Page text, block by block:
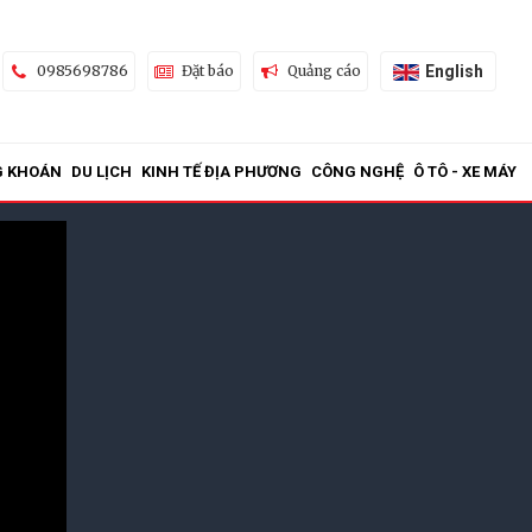
0985698786 Đặt báo Quảng cáo English
KHOÁN DU LỊCH KINH TẾ ĐỊA PHƯƠNG CÔNG NGHỆ Ô TÔ - XE MÁY